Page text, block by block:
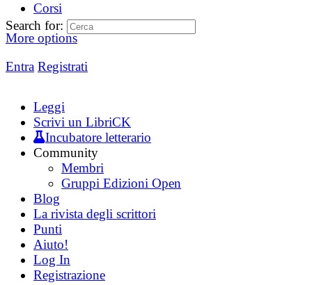
Corsi
More options
Entra Registrati
Search for:
Leggi
Scrivi un LibriCK
Incubatore letterario
Community
Membri
Gruppi Edizioni Open
Blog
La rivista degli scrittori
Punti
Aiuto!
Log In
Registrazione